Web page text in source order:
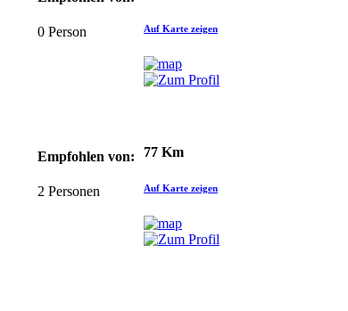
0 Person Auf Karte zeigen
Empfohlen von:
2 Personen
77 Km
Auf Karte zeigen